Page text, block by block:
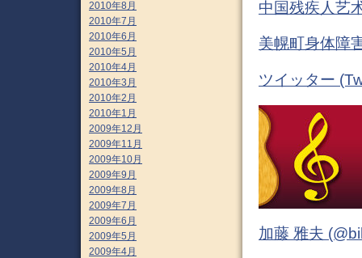
中国残疾人艺
美幌町身体障
ツイッター
加藤 雅夫
2010年8月
2010年7月
2010年6月
2010年5月
2010年4月
2010年3月
2010年2月
2010年1月
2009年12月
2009年11月
2009年10月
2009年9月
2009年8月
2009年7月
2009年6月
2009年5月
2009年4月